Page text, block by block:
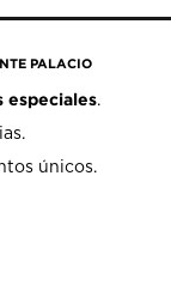
PALACIO
especiales.
únicos.